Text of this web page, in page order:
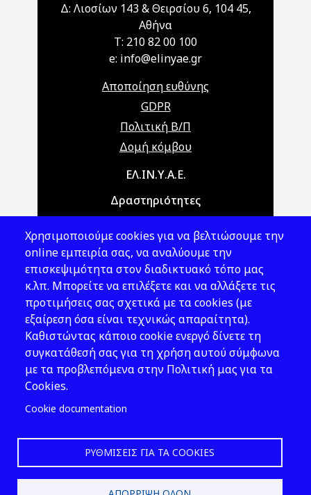
Δ: Λιοσίων 143 & Θειρσίου 6, 104 45,
Αθήνα
T: 210 82 00 100
e: info@elinyae.gr
Αποποίηση ευθύνης
GDPR
Πολιτική Β/Π
Δομή κόμβου
Main navigationΕΛ.ΙΝ.Υ.Α.Ε.
Δραστηριότητες
Νομοθεσία
Εκδόσεις
Νέα - Εκδηλώσεις
Ακολουθήστε μας
Χρησιμοποιούμε cookies για να βελτιώσουμε την
online εμπειρία σας, να αναλύουμε την
επισκεψιμότητα στον διαδικτυακό τόπο μας
κ.λπ. Μπορείτε να επιλέξετε και να αλλάξετε τις
προτιμήσεις σας σχετικά με τα cookies (με
εξαίρεση όσα είναι τεχνικώς απαραίτητα).
Καθιστώντας κάποιο cookie ενεργό δίνετε τη
συγκατάθεσή σας για τη χρήση αυτού σύμφωνα
με τα προβλεπόμενα στην Πολιτική μας για τα
Cookies.
Cookie documentation
ΡΥΘΜΊΣΕΙΣ ΓΙΑ ΤΑ COOKIES